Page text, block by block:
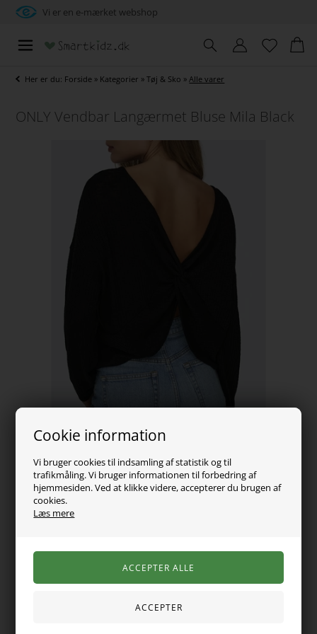
Cookie information
Vi bruger cookies til indsamling af statistik og til
trafikmåling. Vi bruger informationen til forbedring af
hjemmesiden. Ved at klikke videre, accepterer du brugen af
cookies.
Læs mere
Vi er en e-mærket webshop
Her er du: Forside » Kategorier »Tøj & Sko »Alle varer
ONLY Vendbar Langærmet Bluse Mila Black